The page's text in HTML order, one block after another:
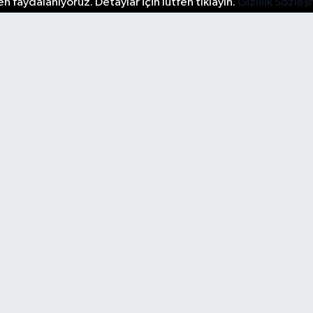
faydalanıyoruz. Detaylar için lütfen tıklayın. Gizlilik